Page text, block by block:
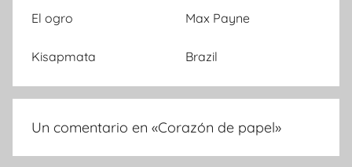
El ogro Max Payne
Kisapmata Brazil
Un comentario en «Corazón de papel»